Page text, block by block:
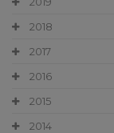
2018
2017
2016
2015
2014